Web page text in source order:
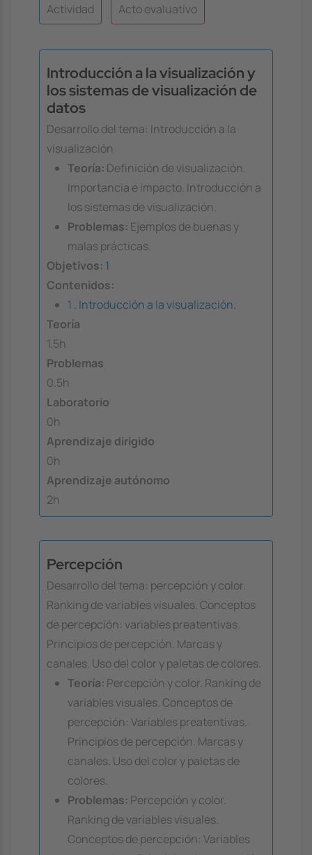
Actividad Acto evaluativo
Introducción a la visualización y
los sistemas de visualización de
datos
Desarrollo del tema: Introducción a la
visualización
Teoría: Definición de visualización.
Importancia e impacto. Introducción a
los sistemas de visualización.
Problemas: Ejemplos de buenas y
malas prácticas.
Objetivos: 1
Contenidos:
1 . Introducción a la visualización.
Teoría
1.5h
Problemas
0.5h
Laboratorio
0h
Aprendizaje dirigido
0h
Aprendizaje autónomo
2h
Percepción
Desarrollo del tema: percepción y color.
Ranking de variables visuales. Conceptos
de percepción: variables preatentivas.
Principios de percepción. Marcas y
canales. Uso del color y paletas de colores.
Teoría: Percepción y color. Ranking de
variables visuales. Conceptos de
percepción: Variables preatentivas.
Principios de percepción. Marcas y
canales. Uso del color y paletas de
colores.
Problemas: Percepción y color.
Ranking de variables visuales.
Conceptos de percepción: Variables